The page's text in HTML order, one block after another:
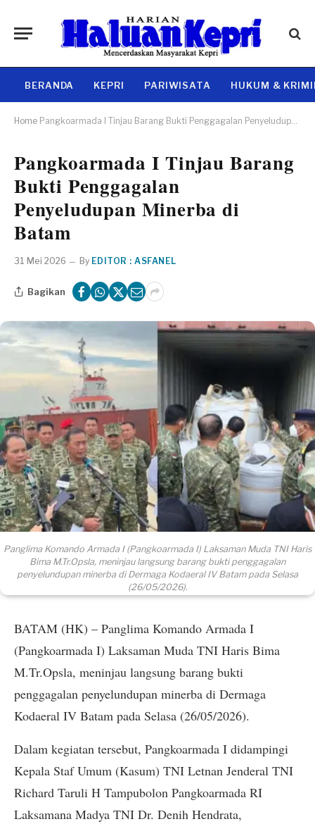
BERANDA KEPRI PARIWISATA HUKUM &
Home Pangkoarmada I Tinjau Barang Bukti Penggagalan Penyeludupan Minerba di Batam
Pangkoarmada I Tinjau Barang
Bukti Penggagalan
Penyeludupan Minerba di
Batam
31 Mei 2026 By EDITOR : ASFANEL
Bagikan
Panglima Komando Armada I (Pangkoarmada I) Laksaman Muda TNI Haris
Bima M.Tr.Opsla, meninjau langsung barang bukti penggagalan
penyelundupan minerba di Dermaga Kodaeral IV Batam pada Selasa
(26/05/2026).
BATAM (HK) – Panglima Komando Armada I
(Pangkoarmada I) Laksaman Muda TNI Haris Bima
M.Tr.Opsla, meninjau langsung barang bukti
penggagalan penyelundupan minerba di Dermaga
Kodaeral IV Batam pada Selasa (26/05/2026).
Dalam kegiatan tersebut, Pangkoarmada I didampingi
Kepala Staf Umum (Kasum) TNI Letnan Jenderal TNI
Richard Taruli H Tampubolon Pangkoarmada RI
Laksamana Madya TNI Dr. Denih Hendrata,